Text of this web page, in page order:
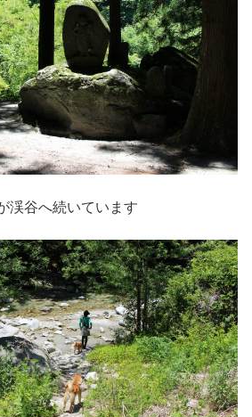
渓谷へ続いています